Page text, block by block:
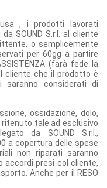
, i prodotti lavorati
SOUND S.r.l. al cliente
o semplicemente
per 60gg a partire
(farà fede la
cliente che il prodotto è
considerati di
ossidazione, dolo,
tale ad esclusivo
da SOUND S.r.l.,
a copertura delle spese
non riparati saranno
accordi presi col cliente,
Anche per il RESO